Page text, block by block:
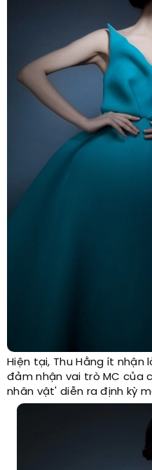
Hiện tại, Thu Hằng ít nhận
đảm nhận vai trò MC của
nhân vật' diễn ra định kỳ